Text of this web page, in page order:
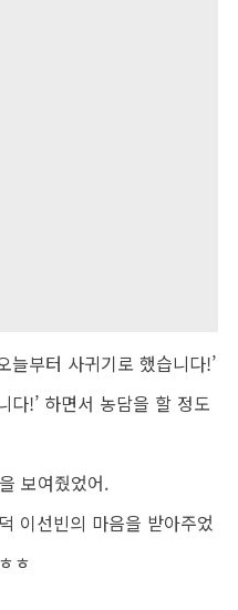
늘부터 사귀기로 했습니다!’
다!’ 하면서 농담을 할 정도
보여줬었어.
이선빈의 마음을 받아주었
ㅎㅎ